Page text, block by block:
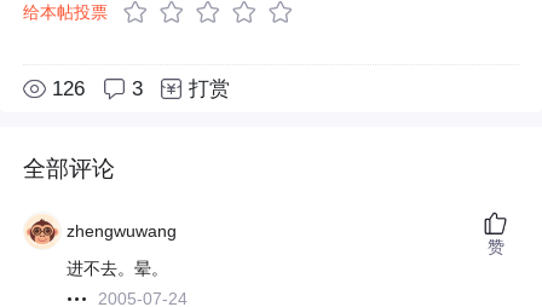
给本帖投票
126 3 打赏
全部评论
zhengwuwang
进不去。晕。
2005-07-24
赞